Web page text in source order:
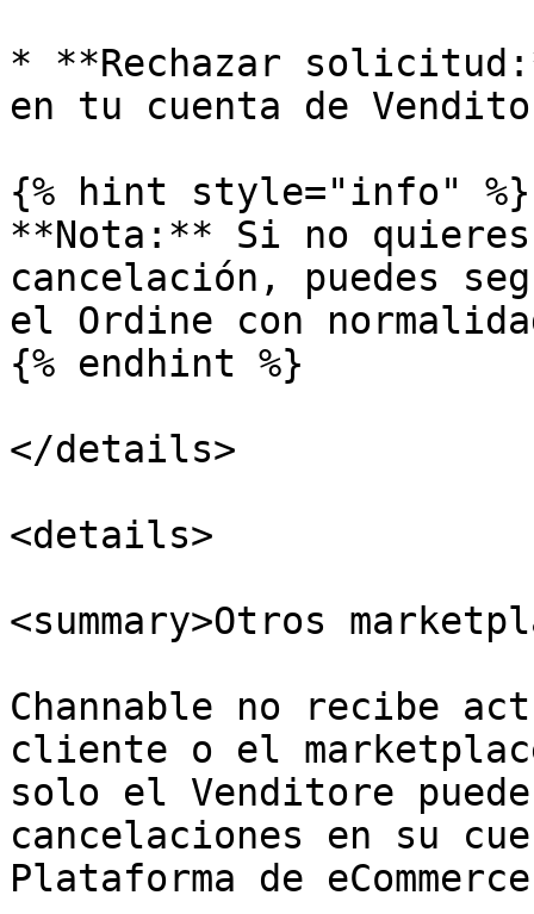
* **Rechazar
en tu cuenta de
{% hint style="info" %}
**Nota:** Si no
cancelación, puedes
el Ordine con
{% endhint %}
</details>
<details>
<summary>Otros
Channable no recibe
cliente o el
solo el Venditore
cancelaciones en su
Plataforma de